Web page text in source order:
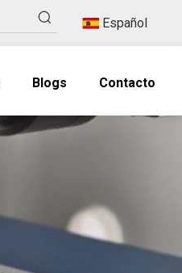
Español
Blogs Contacto